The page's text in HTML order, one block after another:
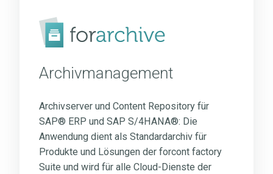
Archivmanagement
Archivserver und Content Repository für
SAP® ERP und SAP S/4HANA®: Die
Anwendung dient als Standardarchiv für
Produkte und Lösungen der forcont factory
Suite und wird für alle Cloud-Dienste der